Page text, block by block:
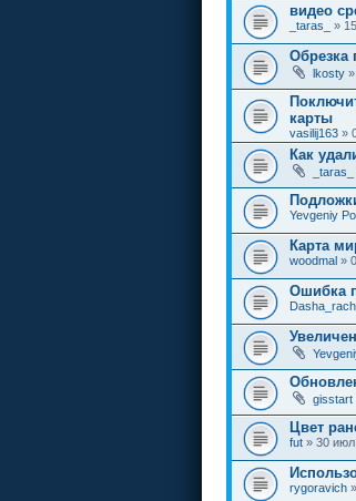
видео
_taras_ »
Обрезка
lkosty
карты
vasilij163 »
Как
_taras_
Yevgeniy
Карта
woodmal »
Ошибка
gisstart
Цвет
fut » 30
rygoravich